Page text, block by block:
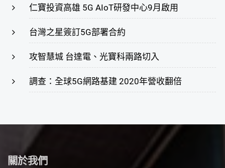
仁寶投資高雄 5G AIoT研發中心9月啟用
台灣之星簽訂5G部署合約
攻智慧城 台達電、光寶科兩路切入
調查：全球5G網路基建 2020年營收翻倍
關於我們